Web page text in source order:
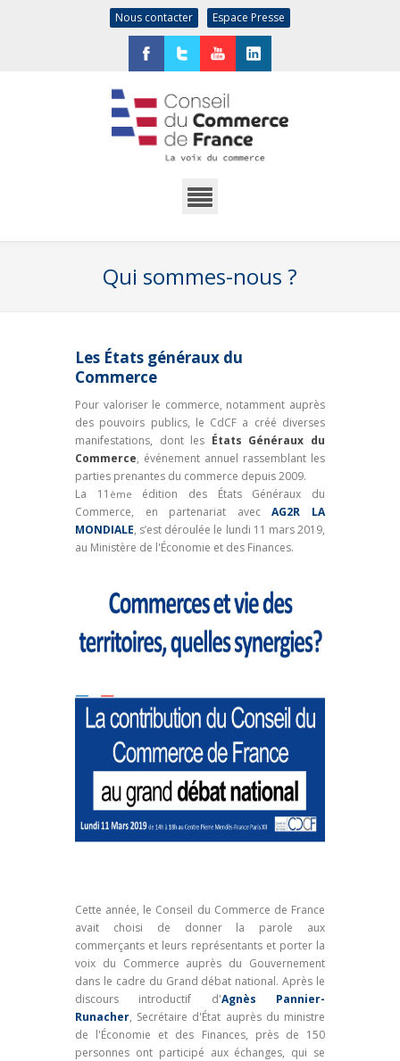
Nous contacter Espace Presse
Qui sommes-nous ?
Les États généraux du
Commerce
Pour valoriser le commerce, notamment auprès
des pouvoirs publics, le CdCF a créé diverses
manifestations, dont les États Généraux du
Commerce, événement annuel rassemblant les
parties prenantes du commerce depuis 2009.
La 11 ème
édition des États Généraux du
Commerce, en partenariat avecAG2R LA
MONDIALE, s’est déroulée le lundi 11 mars 2019,
au Ministère de l'Économie et des Finances.
Cette année, le Conseil du Commerce de France
avait choisi de donner la parole aux
commerçants et leurs représentants et porter la
voix du Commerce auprès du Gouvernement
dans le cadre du Grand débat national. Après le
discours introductif d'Agnès Pannier-
Runacher, Secrétaire d'État auprès du ministre
de l'Économie et des Finances, près de 150
personnes ont participé aux échanges, qui se